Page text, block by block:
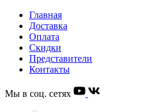
Главная
Доставка
Оплата
Скидки
Представители
Контакты
Мы в соц. сетях